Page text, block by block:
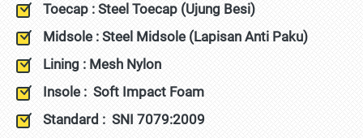
Toecap : Steel Toecap (Ujung Besi)
Midsole : Steel Midsole (Lapisan Anti Paku)
Lining : Mesh Nylon
Insole : Soft Impact Foam
Standard : SNI 7079:2009